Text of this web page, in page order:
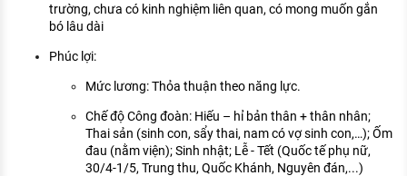
trường, chưa có kinh nghiệm liên quan, có mong muốn gắn
bó lâu dài
Phúc lợi:
Mức lương: Thỏa thuận theo năng lực.
Chế độ Công đoàn: Hiếu – hỉ bản thân + thân nhân;
Thai sản (sinh con, sẩy thai, nam có vợ sinh con,…); Ốm
đau (nằm viện); Sinh nhật; Lễ - Tết (Quốc tế phụ nữ,
30/4-1/5, Trung thu, Quốc Khánh, Nguyên đán,...)